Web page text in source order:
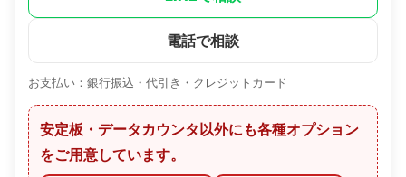
電話で相談
お支払い：銀行振込・代引き・クレジットカード
安定板・データカウンタ以外にも各種オプション
をご用意しています。